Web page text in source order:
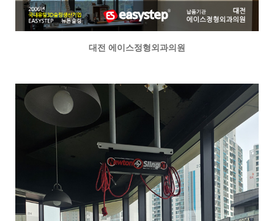
대전 에이스정형외과의원